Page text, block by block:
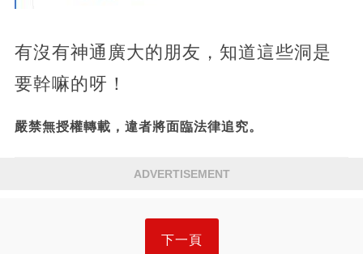
有沒有神通廣大的朋友，知道這些洞是
要幹嘛的呀！
嚴禁無授權轉載，違者將面臨法律追究。
ADVERTISEMENT
下一頁